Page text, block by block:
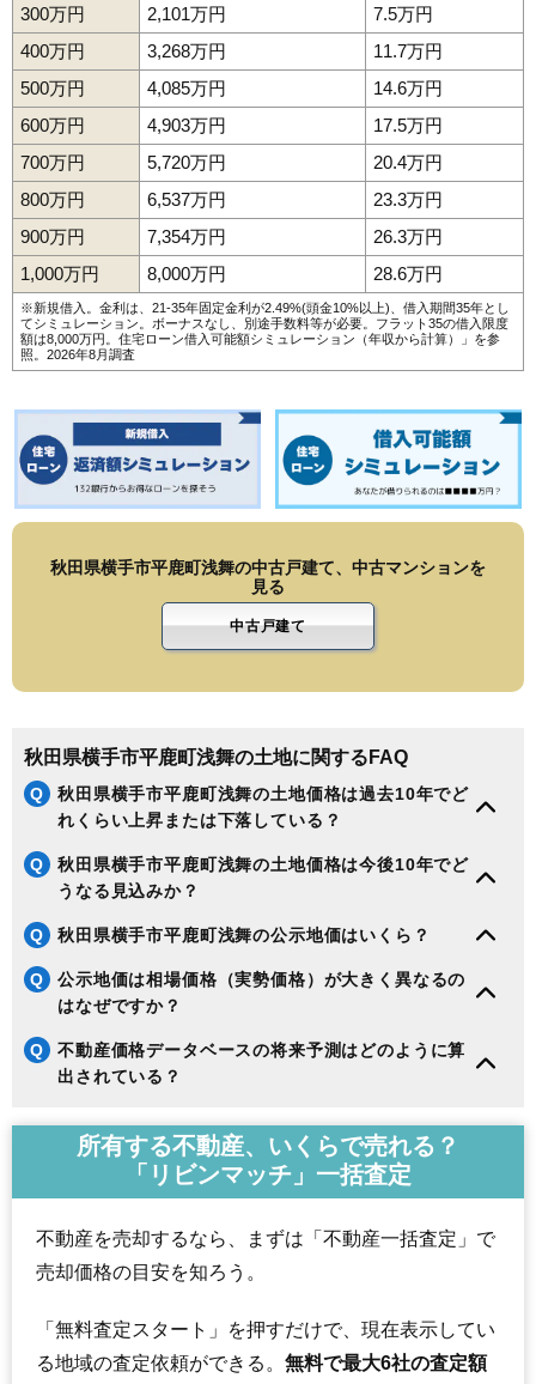
300万円
2,101万円
7.5万円
400万円
3,268万円
11.7万円
500万円
4,085万円
14.6万円
600万円
4,903万円
17.5万円
700万円
5,720万円
20.4万円
800万円
6,537万円
23.3万円
900万円
7,354万円
26.3万円
1,000万円
8,000万円 28.6万円
※新規借入。金利は、21-35年固定金利が2.49%(頭金10%以上)、借入期間35年とし
てシミュレーション。ボーナスなし、別途手数料等が必要。フラット35の借入限度
額は8,000万円。 住宅ローン借入可能額シミュレーション（年収から計算）
」を参
照。2026年8月調査
秋田県横手市平鹿町浅舞の中古戸建て、中古マンションを
見る
中古戸建て
秋田県横手市平鹿町浅舞の土地に関するFAQ
Q
秋田県横手市平鹿町浅舞の土地価格は過去10年でど
れくらい上昇または下落している？
Q
秋田県横手市平鹿町浅舞の土地価格は今後10年でど
うなる見込みか？
Q 秋田県横手市平鹿町浅舞の公示地価はいくら？
Q
公示地価は相場価格（実勢価格）が大きく異なるの
はなぜですか？
Q
不動産価格データベースの将来予測はどのように算
出されている？
所有する不動産、いくらで売れる？
「リビンマッチ」一括査定
不動産を売却するなら、まずは「不動産一括査定」で
売却価格の目安を知ろう。
「無料査定スタート」を押すだけで、現在表示してい
る地域の査定依頼ができる。 無料で最大6社の査定額